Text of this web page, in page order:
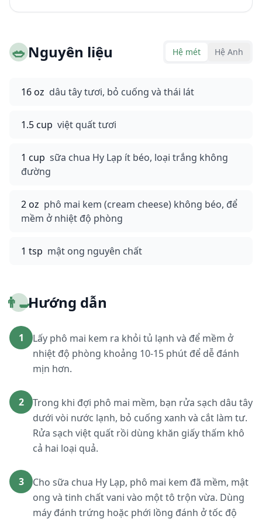
🥗Nguyên liệu Hệ mét Hệ Anh
16 oz dâu tây tươi, bỏ cuống và thái lát
1.5 cup việt quất tươi
1 cup sữa chua Hy Lạp ít béo, loại trắng không
đường
2 oz phô mai kem (cream cheese) không béo, để
mềm ở nhiệt độ phòng
1 tsp mật ong nguyên chất
👨‍🍳Hướng dẫn
1
Lấy phô mai kem ra khỏi tủ lạnh và để mềm ở
nhiệt độ phòng khoảng 10-15 phút để dễ đánh
mịn hơn.
2
Trong khi đợi phô mai mềm, bạn rửa sạch dâu tây
dưới vòi nước lạnh, bỏ cuống xanh và cắt làm tư.
Rửa sạch việt quất rồi dùng khăn giấy thấm khô
cả hai loại quả.
3
Cho sữa chua Hy Lạp, phô mai kem đã mềm, mật
ong và tinh chất vani vào một tô trộn vừa. Dùng
máy đánh trứng hoặc phới lồng đánh ở tốc độ